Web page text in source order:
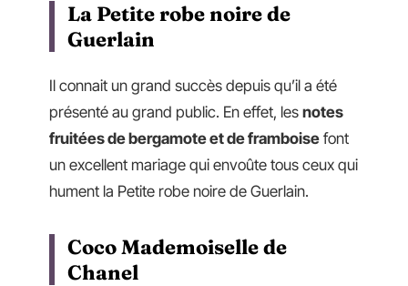
La Petite robe noire de
Guerlain
Il connait un grand succès depuis qu’il a été
présenté au grand public. En effet, les notes
fruitées de bergamote et de framboise font
un excellent mariage qui envoûte tous ceux qui
hument la Petite robe noire de Guerlain.
Coco Mademoiselle de
Chanel